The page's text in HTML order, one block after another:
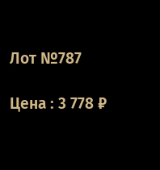
Лот №787
Цена : 3 778 ₽